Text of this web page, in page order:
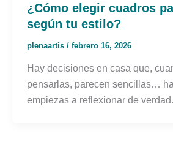
¿Cómo elegir cuadros
según tu estilo?
plenaartis / febrero 16, 2026
Hay decisiones en casa que,
pensarlas, parecen sencillas…
empiezas a reflexionar de